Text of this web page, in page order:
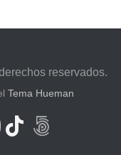
reservados.
Tema Hueman